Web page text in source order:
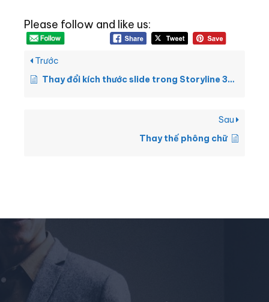
Please follow and like us:
Trước
Thay đổi kích thước slide trong Storyline 360
Sau
Thay thế phông chữ